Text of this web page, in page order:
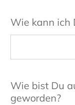
Wie kann ich
Wie bist Du
geworden?